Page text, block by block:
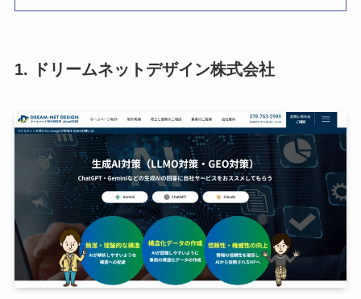
1. ドリームネットデザイン株式会社